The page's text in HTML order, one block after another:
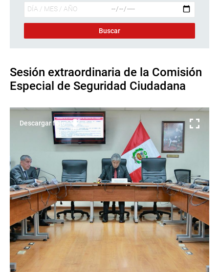
Sesión extraordinaria de la Comisión
Especial de Seguridad Ciudadana
Descargar foto